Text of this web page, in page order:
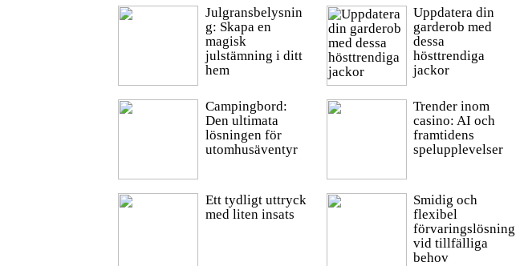
Julgransbelysnin
g: Skapa en
magisk
julstämning i ditt
hem
Campingbord:
Den ultimata
lösningen för
utomhusäventyr
Ett tydligt uttryck
med liten insats
Uppdatera din
garderob med
dessa
hösttrendiga
jackor
Trender inom
casino: AI och
framtidens
spelupplevelser
Smidig och
flexibel
förvaringslösning
vid tillfälliga
behov